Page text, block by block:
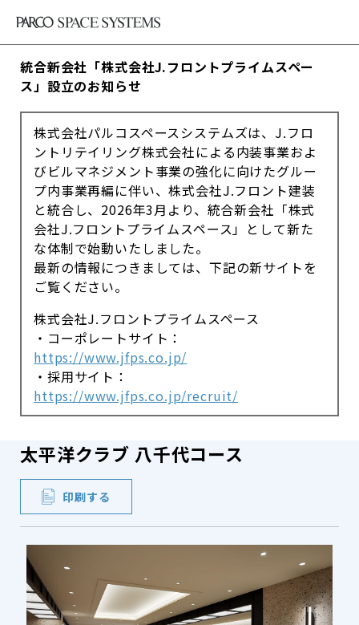
統合新会社「株式会社J.フロントプライムスペー
ス」設立のお知らせ
株式会社パルコスペースシステムズは、J.フロ
ントリテイリング株式会社による内装事業およ
びビルマネジメント事業の強化に向けたグルー
プ内事業再編に伴い、株式会社J.フロント建装
と統合し、2026年3月より、統合新会社「株式
会社J.フロントプライムスペース」として新た
な体制で始動いたしました。
最新の情報につきましては、下記の新サイトを
ご覧ください。
株式会社J.フロントプライムスペース
・コーポレートサイト：
https://www.jfps.co.jp/
・採用サイト：
https://www.jfps.co.jp/recruit/
太平洋クラブ 八千代コース
印刷する